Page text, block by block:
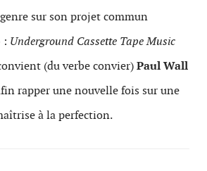
sur son projet commun
: Underground Cassette Tape Music
(du verbe convier)Paul Wall
rapper une nouvelle fois sur une
à la perfection.